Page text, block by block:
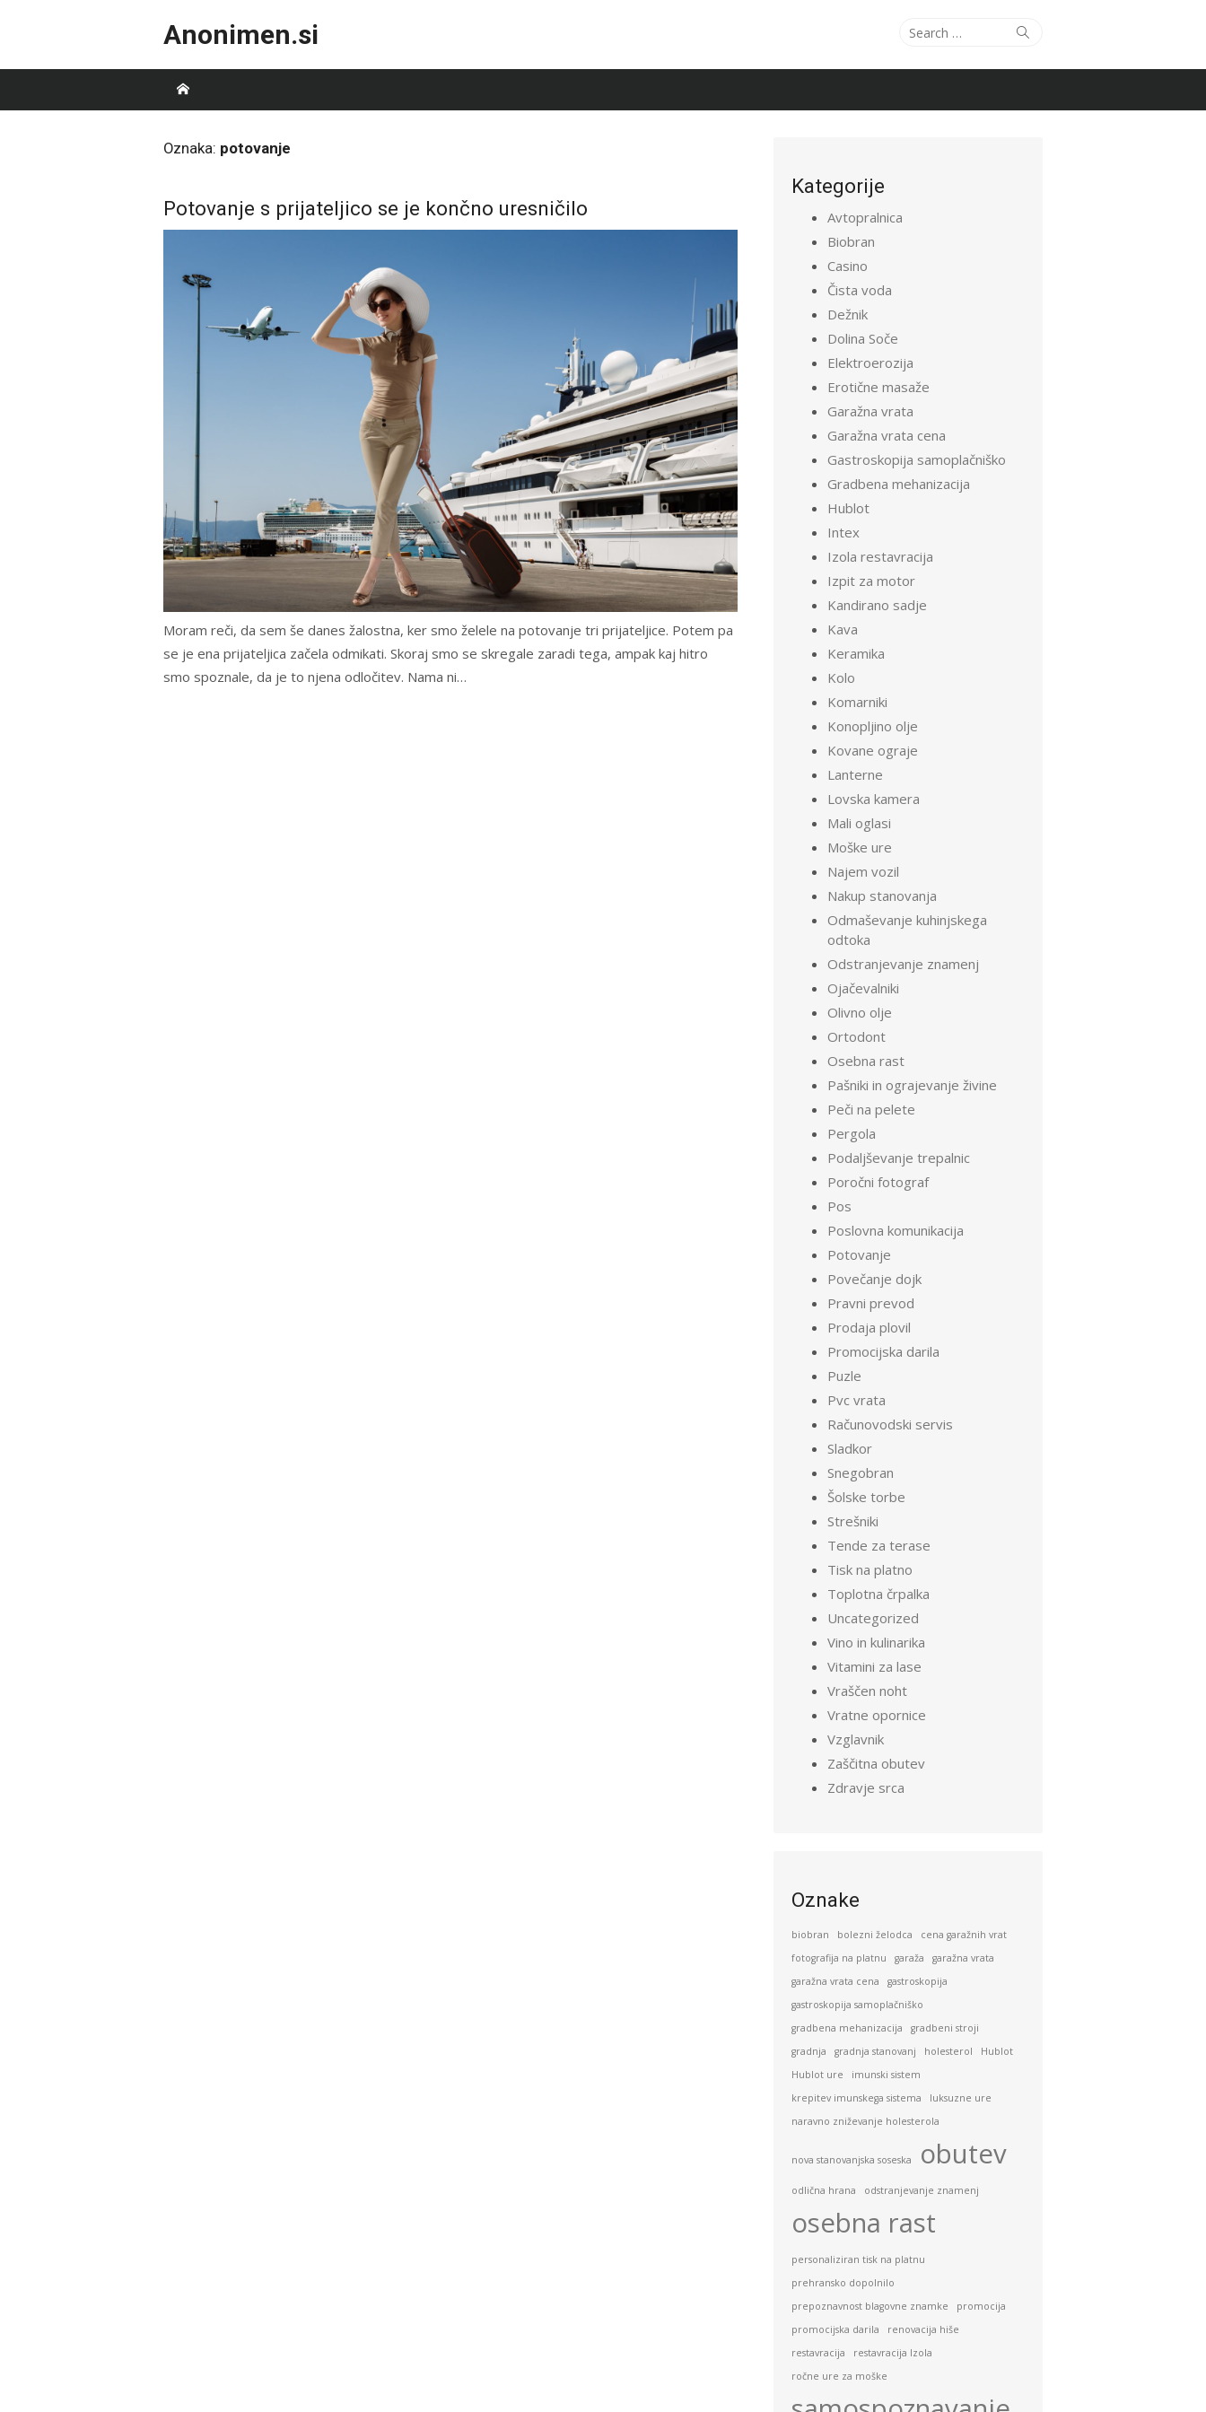
Anonimen.si
Search
Search
Oznaka: potovanje
Potovanje s prijateljico se je končno uresničilo
Moram reči, da sem še danes žalostna, ker smo želele na potovanje tri prijateljice. Potem pa
se je ena prijateljica začela odmikati. Skoraj smo se skregale zaradi tega, ampak kaj hitro
smo spoznale, da je to njena odločitev. Nama ni…
Kategorije
Avtopralnica
Biobran
Casino
Čista voda
Dežnik
Dolina Soče
Elektroerozija
Erotične masaže
Garažna vrata
Garažna vrata cena
Gastroskopija samoplačniško
Gradbena mehanizacija
Hublot
Intex
Izola restavracija
Izpit za motor
Kandirano sadje
Kava
Keramika
Kolo
Komarniki
Konopljino olje
Kovane ograje
Lanterne
Lovska kamera
Mali oglasi
Moške ure
Najem vozil
Nakup stanovanja
Odmaševanje kuhinjskega
odtoka
Odstranjevanje znamenj
Ojačevalniki
Olivno olje
Ortodont
Osebna rast
Pašniki in ograjevanje živine
Peči na pelete
Pergola
Podaljševanje trepalnic
Poročni fotograf
Pos
Poslovna komunikacija
Potovanje
Povečanje dojk
Pravni prevod
Prodaja plovil
Promocijska darila
Puzle
Pvc vrata
Računovodski servis
Sladkor
Snegobran
Šolske torbe
Strešniki
Tende za terase
Tisk na platno
Toplotna črpalka
Uncategorized
Vino in kulinarika
Vitamini za lase
Vraščen noht
Vratne opornice
Vzglavnik
Zaščitna obutev
Zdravje srca
Oznake
biobran bolezni želodca
cena garažnih vrat
fotografija na platnu
garaža
garažna vrata
garažna vrata cena
gastroskopija
gastroskopija samoplačniško
gradbena mehanizacija
gradbeni stroji
gradnja
gradnja stanovanj holesterol
Hublot
Hublot ure
imunski sistem
krepitev imunskega sistema
luksuzne ure
naravno zniževanje holesterola
nova stanovanjska soseska obutev
odlična hrana odstranjevanje znamenj
osebna rast
personaliziran tisk na platnu
prehransko dopolnilo
prepoznavnost blagovne znamke
promocija
promocijska darila
renovacija hiše
restavracija
restavracija Izola
ročne ure za moške